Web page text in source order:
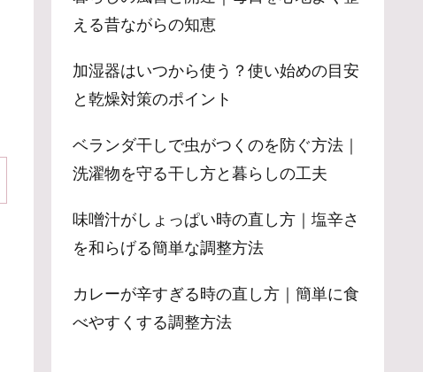
える昔ながらの知恵
加湿器はいつから使う？使い始めの目安
と乾燥対策のポイント
ベランダ干しで虫がつくのを防ぐ方法｜
洗濯物を守る干し方と暮らしの工夫
味噌汁がしょっぱい時の直し方｜塩辛さ
を和らげる簡単な調整方法
カレーが辛すぎる時の直し方｜簡単に食
べやすくする調整方法